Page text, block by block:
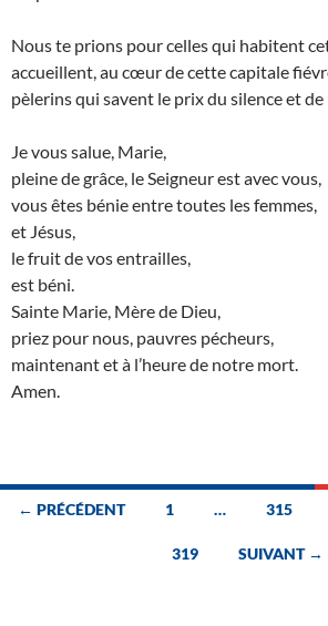
Nous te prions pour celles qui habitent
accueillent, au cœur de cette capitale
pèlerins qui savent le prix du silence et de
Je vous salue, Marie,
pleine de grâce, le Seigneur est avec vous,
vous êtes bénie entre toutes les femmes,
et Jésus,
le fruit de vos entrailles,
est béni.
Sainte Marie, Mère de Dieu,
priez pour nous, pauvres pécheurs,
maintenant et à l’heure de notre mort.
Amen.
Navigation
← PRÉCÉDENT 1 … 315
319 SUIVANT →